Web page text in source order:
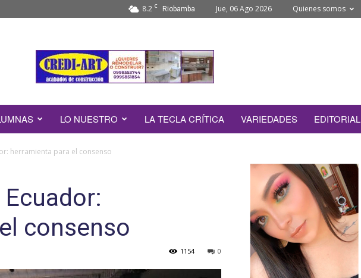
8.2 C Riobamba Jue, 06 Ago 2026 Quienes somos
LO NUESTRO LA TECLA CRÍTICA VARIEDADES EDITORIAL
herramienta para el consenso
consenso
0
1154